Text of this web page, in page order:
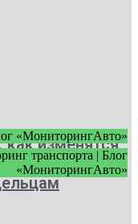
«МониторингАвто»
транспорта | Блог
«МониторингАвто»
изменятся
с 1